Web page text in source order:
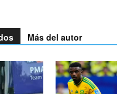
Más del autor